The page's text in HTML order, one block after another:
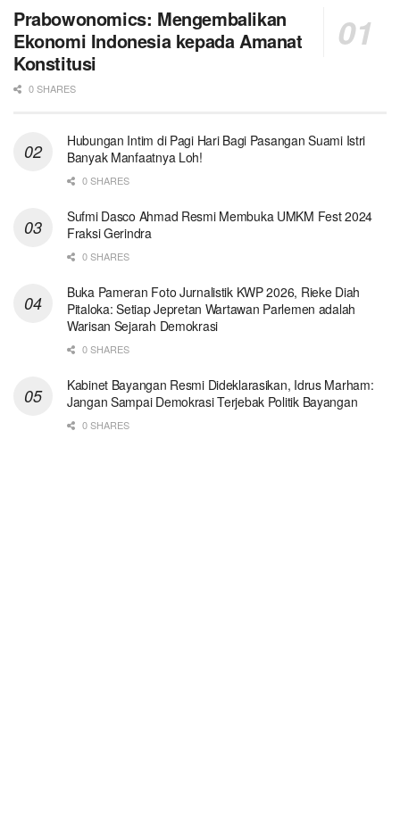
Prabowonomics: Mengembalikan
Ekonomi Indonesia kepada Amanat
Konstitusi
0 SHARES
Hubungan Intim di Pagi Hari Bagi Pasangan Suami Istri
Banyak Manfaatnya Loh!
0 SHARES
Sufmi Dasco Ahmad Resmi Membuka UMKM Fest 2024
Fraksi Gerindra
0 SHARES
Buka Pameran Foto Jurnalistik KWP 2026, Rieke Diah
Pitaloka: Setiap Jepretan Wartawan Parlemen adalah
Warisan Sejarah Demokrasi
0 SHARES
Kabinet Bayangan Resmi Dideklarasikan, Idrus Marham:
Jangan Sampai Demokrasi Terjebak Politik Bayangan
0 SHARES